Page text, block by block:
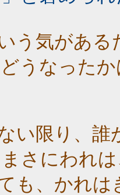
う気があ
うなった
い限り、
さにわれ
も、かれ